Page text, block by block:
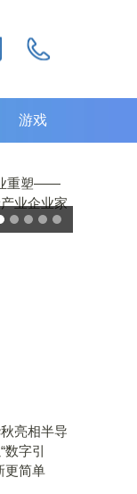
游戏
亮相半导
数字引
更简单